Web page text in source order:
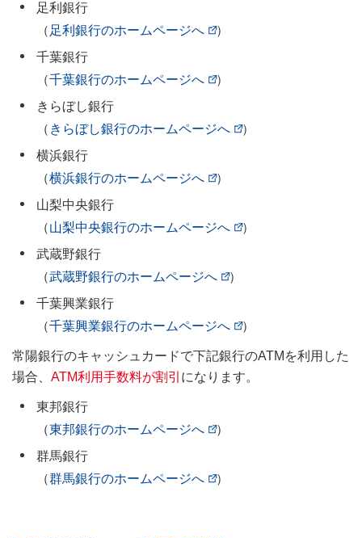
足利銀行
（ 足利銀行のホームページへ
）
千葉銀行
（千葉銀行のホームページへ
）
きらぼし銀行
（ きらぼし銀行のホームページへ
）
横浜銀行
（横浜銀行のホームページへ
）
山梨中央銀行
（山梨中央銀行のホームページへ
）
武蔵野銀行
（武蔵野銀行のホームページへ
）
千葉興業銀行
（千葉興業銀行のホームページへ ）
常陽銀行のキャッシュカードで下記銀行のATMを利用した
場合、 ATM利用手数料が割引 になります。
東邦銀行
（東邦銀行のホームページへ
）
群馬銀行
（群馬銀行のホームページへ ）